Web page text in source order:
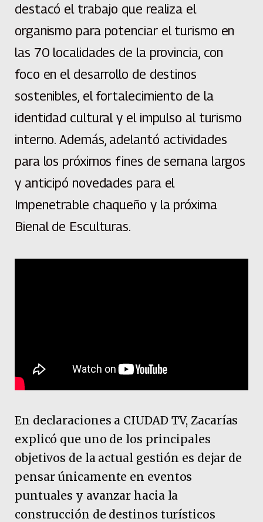
destacó el trabajo que realiza el
organismo para potenciar el turismo en
las 70 localidades de la provincia, con
foco en el desarrollo de destinos
sostenibles, el fortalecimiento de la
identidad cultural y el impulso al turismo
interno. Además, adelantó actividades
para los próximos fines de semana largos
y anticipó novedades para el
Impenetrable chaqueño y la próxima
Bienal de Esculturas.
En declaraciones a CIUDAD TV, Zacarías
explicó que uno de los principales
objetivos de la actual gestión es dejar de
pensar únicamente en eventos
puntuales y avanzar hacia la
construcción de destinos turísticos